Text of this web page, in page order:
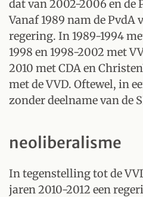
dat van 2002-2006 en de
Vanaf 1989 nam de PvdA
regering. In 1989-1994
1998 en 1998-2002 met
2010 met CDA en
met de VVD. Oftewel, in
zonder deelname van de
neoliberalisme
In tegenstelling tot de
jaren 2010-2012 een